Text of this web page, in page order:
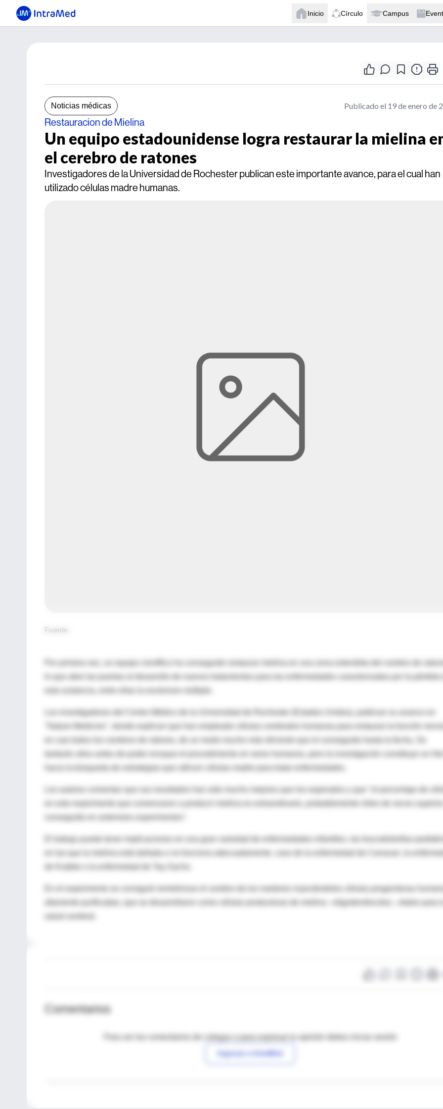
Inicio Círculo Campus
Noticias médicas Publicado el 19 de enero de
Restauracion de Mielina
Un equipo estadounidense logra restaurar la mielina
el cerebro de ratones
Investigadores de la Universidad de Rochester publican este importante avance, para el cual han
utilizado células madre humanas.
Fuente:
Por primera vez, un equipo científico ha conseguido restaurar mielina en una zona extendida del cerebro de
Los investigadores del Centro Médico de la Universidad de Rochester (Estados Unidos), publican su avance en
en casi todos los cerebros de ratones, de un modo mucho más eficiente que el conseguido hasta la fecha. Se
tardarán años antes de poder ensayar el procedimiento en seres humanos, pero la investigación constituye un
hacia la búsqueda de estrategias que utilicen células madre para tratar enfermedades.
Los autores comentan que sus resultados han sido mucho mejores que los esperados y que "el porcentaje de
en este experimento que comenzaron a producir mielina es extraordinario, probablemente miles de veces
conseguido en anteriores experimentos".
En el experimento se consiguió remielinizar el cerebro de los roedores inyectándoles células progenitoras
altamente purificadas, que se desarrollaron como células productoras de mielina –oligodendrocitos-, vitales para
Comentarios
Para ver los comentarios de colegas o para expresar tu opinión debes iniciar sesión
Ingresar a IntraMed